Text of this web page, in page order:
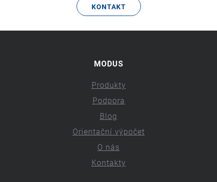
KONTAKT
MODUS
Produkty
Podpora
Blog
Orientační výpočet
O nás
Kontakty